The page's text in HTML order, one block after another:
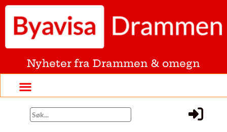
Nyheter fra Drammen & omegn